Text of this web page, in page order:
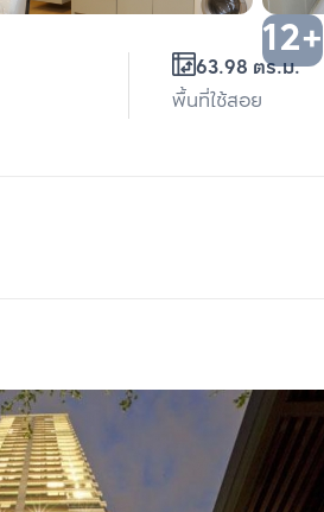
12+
63.98 ตร.ม.
พื้นที่ใช้สอย